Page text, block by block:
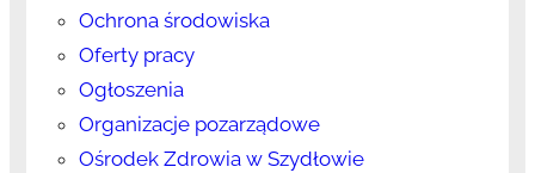
Ochrona środowiska
Oferty pracy
Ogłoszenia
Organizacje pozarządowe
Ośrodek Zdrowia w Szydłowie